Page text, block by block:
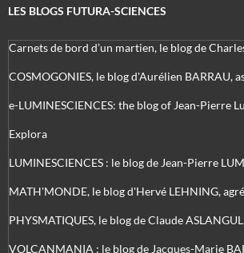
LES BLOGS FUTURA-SCIENCES
Carnets de bord d’un martien, le blog de
COSMOGONIES, le blog d'Aurélien BARRAU,
e-LUMINESCIENCES: the blog of Jean-Pierre
Explora
LUMINESCIENCES : le blog de Jean-Pierre
MATH'MONDE, le blog d'Hervé LEHNING,
PHYSMATIQUES, le blog de Claude
VOLCANMANIA : le blog de Jacques-Marie